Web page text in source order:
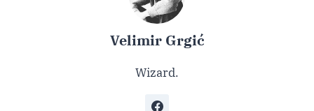
Velimir Grgić
Wizard.